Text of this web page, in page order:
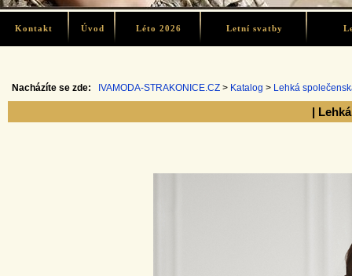
Kontakt Úvod Léto 2026 Letní svatby
Nacházíte se zde: IVAMODA-STRAKONICE.CZ > Katalog > Lehká
|